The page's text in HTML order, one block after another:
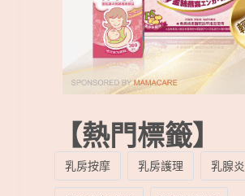
【熱門標籤】
乳房按摩 乳房護理
乳腺炎